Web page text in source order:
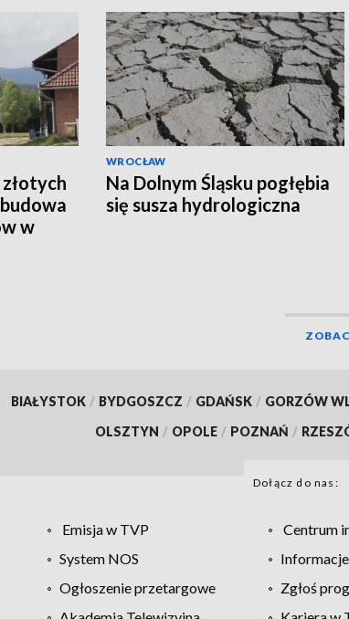
w
WROCŁAW
Na Dolnym Śląsku pogłębia
się susza hydrologiczna
BIAŁYSTOK / BYDGOSZCZ / GDAŃSK / GORZÓW
OLSZTYN / OPOLE / POZNAŃ /
Dołącz do nas:
Emisja w TVP Centrum
System NOS
Ogłoszenie przetargowe Zgłoś